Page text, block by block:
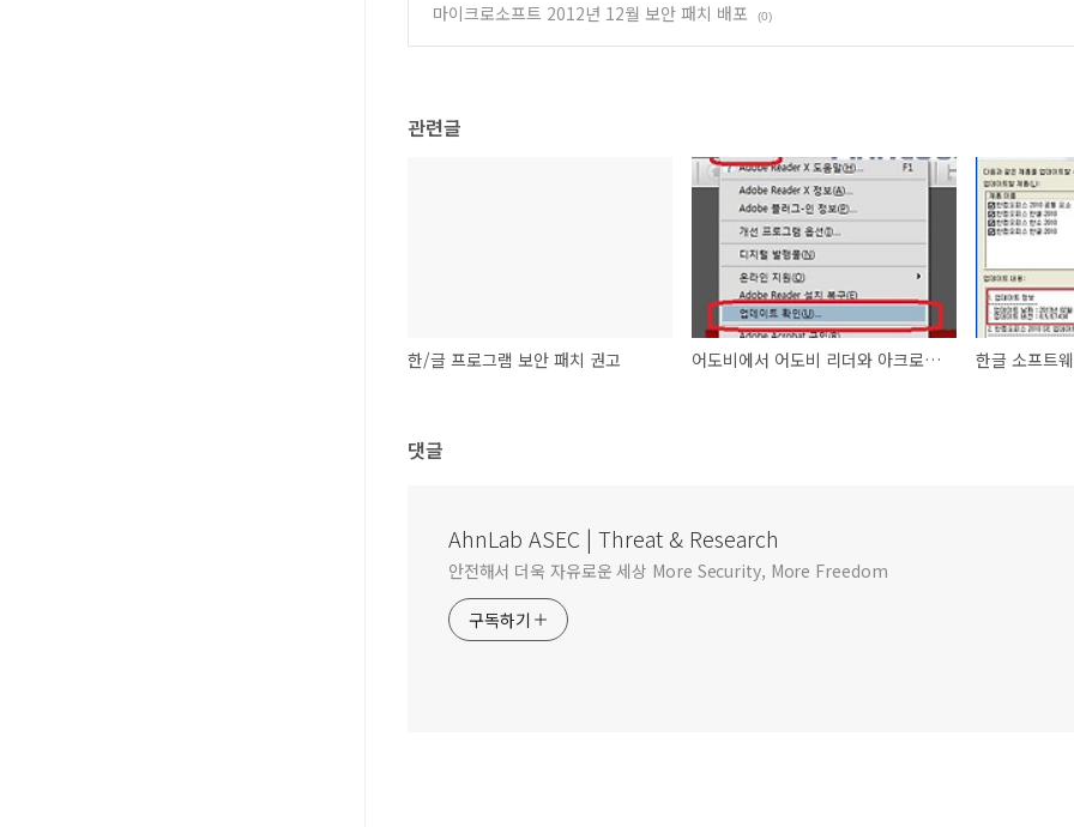
마이크로소프트 2012년 12월 보안 패치 배포 (0)
관련글
한/글 프로그램 보안 패치 권고 어도비에서 어도비 리더와 아크로뱃 보안 패치 배포 한글 소프트
댓글
AhnLab ASEC | Threat & Research
안전해서 더욱 자유로운 세상 More Security, More Freedom
구독하기